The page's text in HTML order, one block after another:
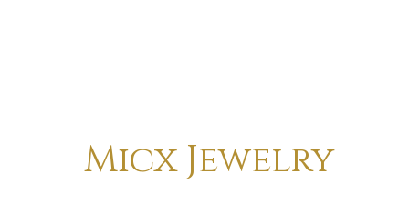
Micx Jewelry